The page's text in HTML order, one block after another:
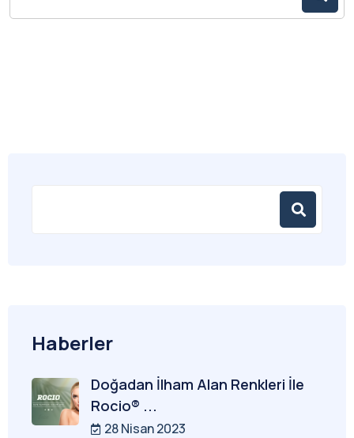
Haberler
Doğadan İlham Alan Renkleri İle
Rocio® ...
28 Nisan 2023